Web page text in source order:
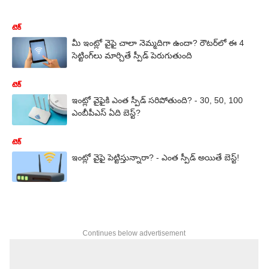
టెక్
మీ ఇంట్లో వైఫై చాలా నెమ్మదిగా ఉందా? రౌటర్‌లో ఈ 4
సెట్టింగ్‌లు మార్చితే స్పీడ్ పెరుగుతుంది
టెక్
ఇంట్లో వైఫైకి ఎంత స్పీడ్ సరిపోతుంది? - 30, 50, 100
ఎంబీపీఎస్ ఏది బెస్ట్?
టెక్
ఇంట్లో వైఫై పెట్టిస్తున్నారా? - ఎంత స్పీడ్ అయితే బెస్ట్!
Continues below advertisement